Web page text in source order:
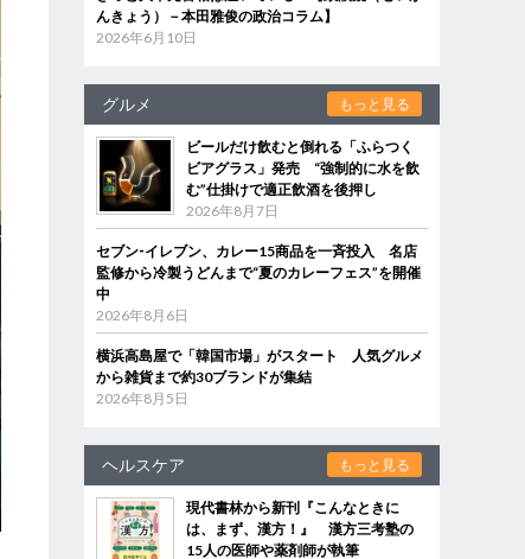
んきょう）－本田雅俊の政治コラム】
2026年6月10日
グルメ もっと見る
ビールだけ飲むと倒れる「ふらつく
ビアグラス」発売 “強制的に水を飲
む”仕掛けで適正飲酒を後押し
2026年8月7日
セブン‐イレブン、カレー15商品を一斉投入 名店
監修から冷製うどんまで“夏のカレーフェス”を開催
中
2026年8月6日
横浜高島屋で「韓国市場」がスタート 人気グルメ
から雑貨まで約30ブランドが集結
2026年8月5日
ヘルスケア もっと見る
現代書林から新刊『こんなときに
は、まず、漢方！』 漢方三考塾の
15人の医師や薬剤師が執筆